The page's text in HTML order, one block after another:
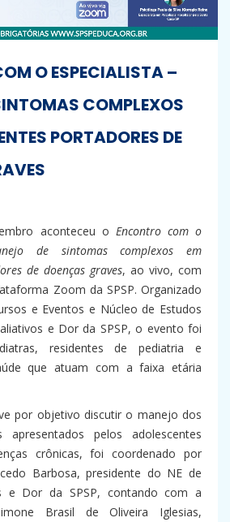
O ESPECIALISTA –
COMPLEXOS
PORTADORES DE
aconteceu o Encontro com o
de sintomas complexos em
de doenças graves, ao vivo, com
Zoom da SPSP. Organizado
e Eventos e Núcleo de Estudos
e Dor da SPSP, o evento foi
residentes de pediatria e
que atuam com a faixa etária
por objetivo discutir o manejo dos
apresentados pelos adolescentes
crônicas, foi coordenado por
Barbosa, presidente do NE de
e Dor da SPSP, contando com a
Brasil de Oliveira Iglesias,